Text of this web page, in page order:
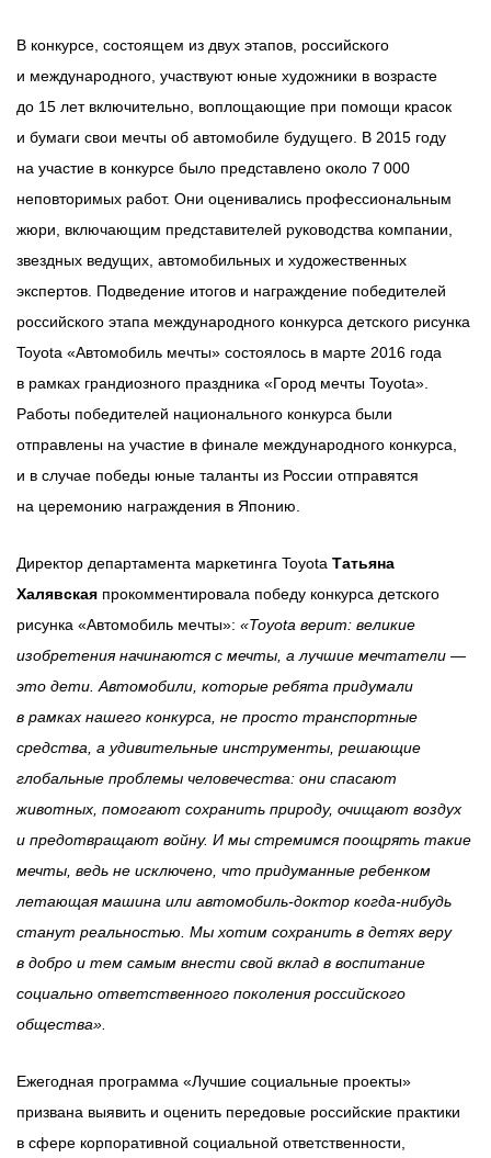
В конкурсе, состоящем из двух этапов, российского
и международного, участвуют юные художники в возрасте
до 15 лет включительно, воплощающие при помощи красок
и бумаги свои мечты об автомобиле будущего. В 2015 году
на участие в конкурсе было представлено около 7 000
неповторимых работ. Они оценивались профессиональным
жюри, включающим представителей руководства компании,
звездных ведущих, автомобильных и художественных
экспертов. Подведение итогов и награждение победителей
российского этапа международного конкурса детского рисунка
Toyota «Автомобиль мечты» состоялось в марте 2016 года
в рамках грандиозного праздника «Город мечты Toyota».
Работы победителей национального конкурса были
отправлены на участие в финале международного конкурса,
и в случае победы юные таланты из России отправятся
на церемонию награждения в Японию.
Директор департамента маркетинга Toyota Татьяна
Халявская прокомментировала победу конкурса детского
рисунка «Автомобиль мечты»: «Toyota верит: великие
изобретения начинаются с мечты, а лучшие мечтатели —
это дети. Автомобили, которые ребята придумали
в рамках нашего конкурса, не просто транспортные
средства, а удивительные инструменты, решающие
глобальные проблемы человечества: они спасают
животных, помогают сохранить природу, очищают воздух
и предотвращают войну. И мы стремимся поощрять такие
мечты, ведь не исключено, что придуманные ребенком
летающая машина или автомобиль-доктор когда-нибудь
станут реальностью. Мы хотим сохранить в детях веру
в добро и тем самым внести свой вклад в воспитание
социально ответственного поколения российского
общества».
Ежегодная программа «Лучшие социальные проекты»
призвана выявить и оценить передовые российские практики
в сфере корпоративной социальной ответственности,